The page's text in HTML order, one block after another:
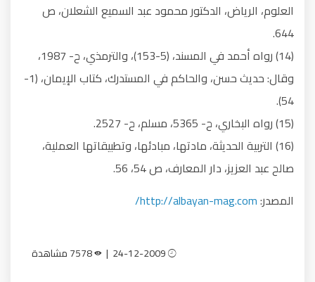
العلوم، الرياض، الدكتور محمود عبد السميع الشعلان، ص
644.
(14) رواه أحمد في المسند، (5-153)، والترمذي، ح- 1987،
وقال: حديث حسن، والحاكم في المستدرك، كتاب الإيمان، (1-
54).
(15) رواه البخاري، ح- 5365، مسلم، ح- 2527.
(16) التربية الحديثة، مادتها، مبادئها، وتطبيقاتها العملية،
صالح عبد العزيز، دار المعارف، ص 54، 56.
المصدر:http://albayan-mag.com/